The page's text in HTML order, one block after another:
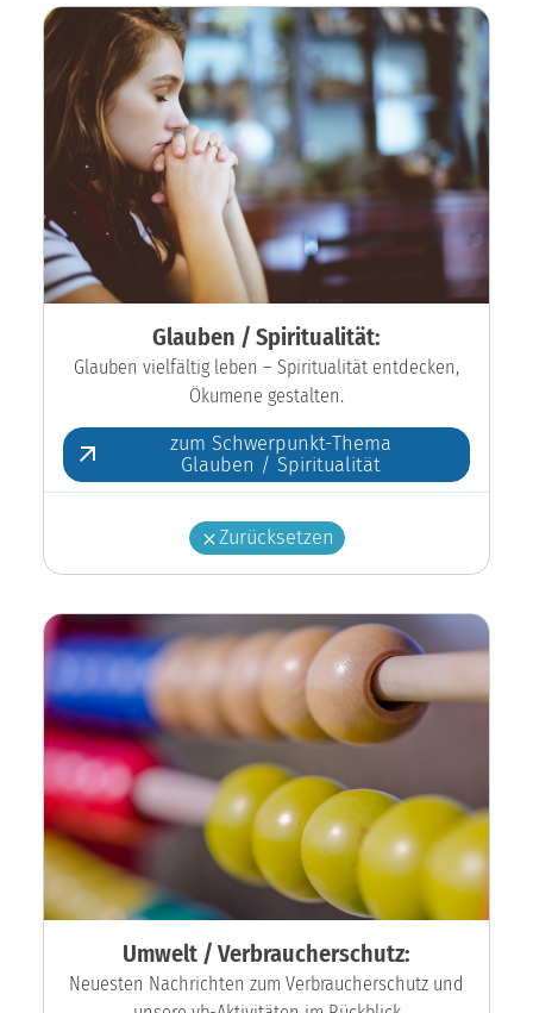
Glauben / Spiritualität:
Glauben vielfältig leben – Spiritualität entdecken,
Ökumene gestalten.
zum Schwerpunkt-Thema
Glauben / Spiritualität
Zurücksetzen
Umwelt / Verbraucherschutz:
Neuesten Nachrichten zum Verbraucherschutz und